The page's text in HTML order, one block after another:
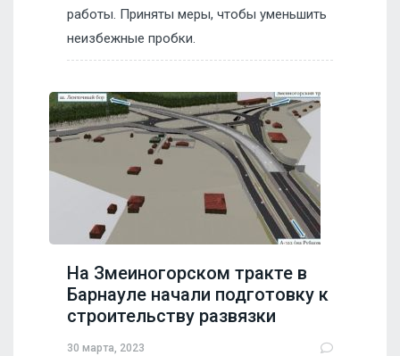
работы. Приняты меры, чтобы уменьшить
неизбежные пробки.
На Змеиногорском тракте в
Барнауле начали подготовку к
строительству развязки
30 марта, 2023